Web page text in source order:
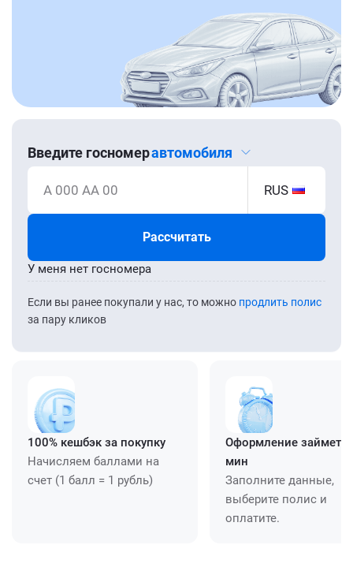
Введите госномеравтомобиля
А 000 АА 00 RUS
Рассчитать
Если вы ранее покупали у нас, то можно продлить полис
за пару кликов
У меня нет госномера
100% кешбэк за покупку
Начисляем баллами на
счет (1 балл = 1 рубль)
Оформление займет
мин
Заполните данные,
выберите полис и
оплатите.